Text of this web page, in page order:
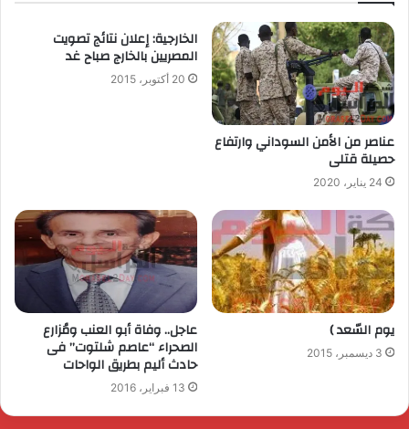
عناصر من الأمن السوداني وارتفاع
حصيلة قتلى
24 يناير، 2020
الخارجية: إعلان نتائج تصويت
المصريين بالخارج صباح غد
20 أكتوبر، 2015
يوم السّعد )
3 ديسمبر، 2015
عاجل.. وفاة أبو العنب ومُزارع
الصحراء “عاصم شلتوت” فى
حادث أليم بطريق الواحات
13 فبراير، 2016